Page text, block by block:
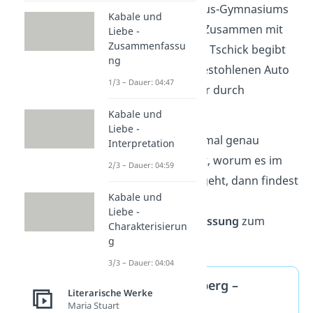
Klasse des Hagecius-Gymnasiums
in Berlin besucht. Zusammen mit
seinem Mitschüler Tschick begibt
er sich in einem gestohlenen Auto
auf eine Reise quer durch
Deutschland.
Wenn du dir nochmal genau
ansehen möchtest, worum es im
Roman „Tschick“ geht, dann findest
duhier
eineZusammenfassung zum
Inhalt.
Maik Klingenberg –
Kabale und
Liebe -
Zusammenfassu
ng
1/3 – Dauer: 04:47
Kabale und
Liebe -
Interpretation
2/3 – Dauer: 04:59
Kabale und
Liebe -
Charakterisierun
g
3/3 – Dauer: 04:04
Literarische Werke
Maria Stuart